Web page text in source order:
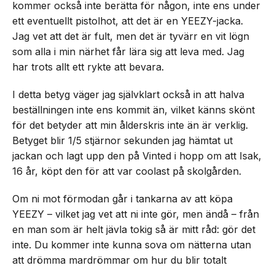
kommer också inte berätta för någon, inte ens under
ett eventuellt pistolhot, att det är en YEEZY-jacka.
Jag vet att det är fult, men det är tyvärr en vit lögn
som alla i min närhet får lära sig att leva med. Jag
har trots allt ett rykte att bevara.
I detta betyg väger jag självklart också in att halva
beställningen inte ens kommit än, vilket känns skönt
för det betyder att min ålderskris inte än är verklig.
Betyget blir 1/5 stjärnor sekunden jag hämtat ut
jackan och lagt upp den på Vinted i hopp om att Isak,
16 år, köpt den för att var coolast på skolgården.
Om ni mot förmodan går i tankarna av att köpa
YEEZY – vilket jag vet att ni inte gör, men ändå – från
en man som är helt jävla tokig så är mitt råd: gör det
inte. Du kommer inte kunna sova om nätterna utan
att drömma mardrömmar om hur du blir totalt